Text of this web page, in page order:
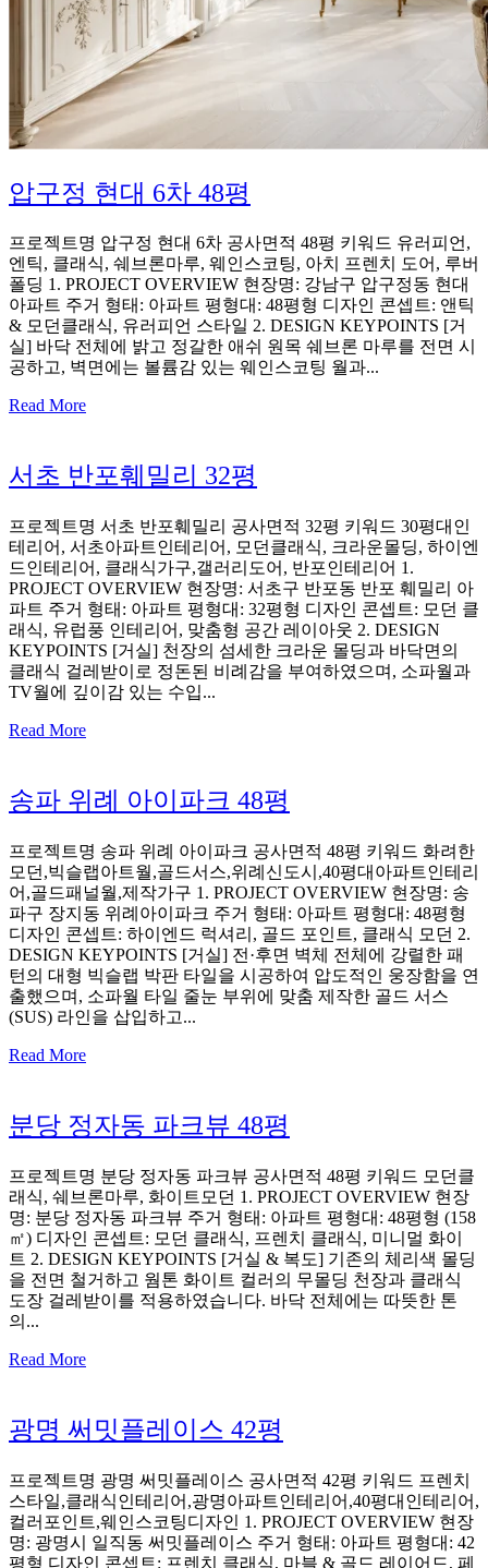
압구정 현대 6차 48평
프로젝트명 압구정 현대 6차 공사면적 48평 키워드 유러피언,
엔틱, 클래식, 쉐브론마루, 웨인스코팅, 아치 프렌치 도어, 루버
폴딩 1. PROJECT OVERVIEW 현장명: 강남구 압구정동 현대
아파트 주거 형태: 아파트 평형대: 48평형 디자인 콘셉트: 앤틱
& 모던클래식, 유러피언 스타일 2. DESIGN KEYPOINTS [거
실] 바닥 전체에 밝고 정갈한 애쉬 원목 쉐브론 마루를 전면 시
공하고, 벽면에는 볼륨감 있는 웨인스코팅 월과...
Read More
서초 반포훼밀리 32평
프로젝트명 서초 반포훼밀리 공사면적 32평 키워드 30평대인
테리어, 서초아파트인테리어, 모던클래식, 크라운몰딩, 하이엔
드인테리어, 클래식가구,갤러리도어, 반포인테리어 1.
PROJECT OVERVIEW 현장명: 서초구 반포동 반포 훼밀리 아
파트 주거 형태: 아파트 평형대: 32평형 디자인 콘셉트: 모던 클
래식, 유럽풍 인테리어, 맞춤형 공간 레이아웃 2. DESIGN
KEYPOINTS [거실] 천장의 섬세한 크라운 몰딩과 바닥면의
클래식 걸레받이로 정돈된 비례감을 부여하였으며, 소파월과
TV월에 깊이감 있는 수입...
Read More
송파 위례 아이파크 48평
프로젝트명 송파 위례 아이파크 공사면적 48평 키워드 화려한
모던,빅슬랩아트월,골드서스,위례신도시,40평대아파트인테리
어,골드패널월,제작가구 1. PROJECT OVERVIEW 현장명: 송
파구 장지동 위례아이파크 주거 형태: 아파트 평형대: 48평형
디자인 콘셉트: 하이엔드 럭셔리, 골드 포인트, 클래식 모던 2.
DESIGN KEYPOINTS [거실] 전·후면 벽체 전체에 강렬한 패
턴의 대형 빅슬랩 박판 타일을 시공하여 압도적인 웅장함을 연
출했으며, 소파월 타일 줄눈 부위에 맞춤 제작한 골드 서스
(SUS) 라인을 삽입하고...
Read More
분당 정자동 파크뷰 48평
프로젝트명 분당 정자동 파크뷰 공사면적 48평 키워드 모던클
래식, 쉐브론마루, 화이트모던 1. PROJECT OVERVIEW 현장
명: 분당 정자동 파크뷰 주거 형태: 아파트 평형대: 48평형 (158
㎡) 디자인 콘셉트: 모던 클래식, 프렌치 클래식, 미니멀 화이
트 2. DESIGN KEYPOINTS [거실 & 복도] 기존의 체리색 몰딩
을 전면 철거하고 웜톤 화이트 컬러의 무몰딩 천장과 클래식
도장 걸레받이를 적용하였습니다. 바닥 전체에는 따뜻한 톤
의...
Read More
광명 써밋플레이스 42평
프로젝트명 광명 써밋플레이스 공사면적 42평 키워드 프렌치
스타일,클래식인테리어,광명아파트인테리어,40평대인테리어,
컬러포인트,웨인스코팅디자인 1. PROJECT OVERVIEW 현장
명: 광명시 일직동 써밋플레이스 주거 형태: 아파트 평형대: 42
평형 디자인 콘셉트: 프렌치 클래식, 마블 & 골드 레이어드, 페